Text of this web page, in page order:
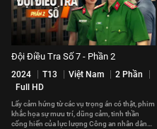
Đội Điều Tra Số 7 - Phần 2
2024 T13 Việt Nam
2 Phần
Full HD
Lấy cảm hứng từ các vụ trọng án có thật, phim
khắc họa sự mưu trí, dũng cảm, tinh thần
cống hiến của lực lượng Công an nhân dân